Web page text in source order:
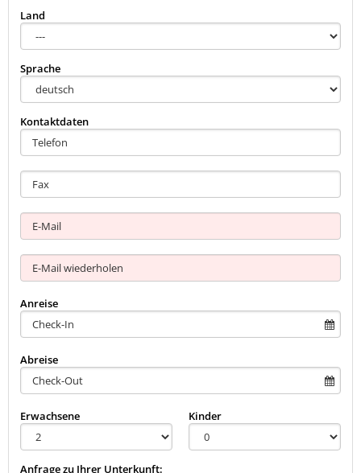
Land
Sprache
Kontaktdaten
Anreise
Abreise
Erwachsene Kinder
Anfrage zu Ihrer Unterkunft: